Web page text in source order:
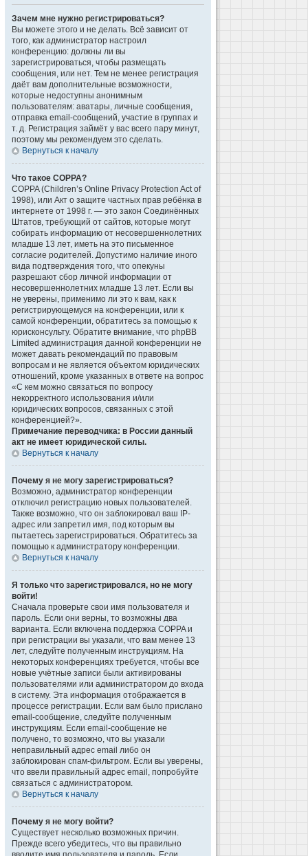
Зачем мне нужно регистрироваться?
Вы можете этого и не делать. Всё зависит от
того, как администратор настроил
конференцию: должны ли вы
зарегистрироваться, чтобы размещать
сообщения, или нет. Тем не менее регистрация
даёт вам дополнительные возможности,
которые недоступны анонимным
пользователям: аватары, личные сообщения,
отправка email-сообщений, участие в группах и
т. д. Регистрация займёт у вас всего пару минут,
поэтому мы рекомендуем это сделать.
Вернуться к началу
Что такое COPPA?
COPPA (Children’s Online Privacy Protection Act of
1998), или Акт о защите частных прав ребёнка в
интернете от 1998 г. — это закон Соединённых
Штатов, требующий от сайтов, которые могут
собирать информацию от несовершеннолетних
младше 13 лет, иметь на это письменное
согласие родителей. Допустимо наличие иного
вида подтверждения того, что опекуны
разрешают сбор личной информации от
несовершеннолетних младше 13 лет. Если вы
не уверены, применимо ли это к вам, как к
регистрирующемуся на конференции, или к
самой конференции, обратитесь за помощью к
юрисконсульту. Обратите внимание, что phpBB
Limited администрация данной конференции не
может давать рекомендаций по правовым
вопросам и не является объектом юридических
отношений, кроме указанных в ответе на вопрос
«С кем можно связаться по вопросу
некорректного использования и/или
юридических вопросов, связанных с этой
конференцией?».
Примечание переводчика: в России данный
акт не имеет юридической силы.
Вернуться к началу
Почему я не могу зарегистрироваться?
Возможно, администратор конференции
отключил регистрацию новых пользователей.
Также возможно, что он заблокировал ваш IP-
адрес или запретил имя, под которым вы
пытаетесь зарегистрироваться. Обратитесь за
помощью к администратору конференции.
Вернуться к началу
Я только что зарегистрировался, но не могу
войти!
Сначала проверьте свои имя пользователя и
пароль. Если они верны, то возможны два
варианта. Если включена поддержка COPPA и
при регистрации вы указали, что вам менее 13
лет, следуйте полученным инструкциям. На
некоторых конференциях требуется, чтобы все
новые учётные записи были активированы
пользователями или администратором до входа
в систему. Эта информация отображается в
процессе регистрации. Если вам было прислано
email-сообщение, следуйте полученным
инструкциям. Если email-сообщение не
получено, то возможно, что вы указали
неправильный адрес email либо он
заблокирован спам-фильтром. Если вы уверены,
что ввели правильный адрес email, попробуйте
связаться с администратором.
Вернуться к началу
Почему я не могу войти?
Существует несколько возможных причин.
Прежде всего убедитесь, что вы правильно